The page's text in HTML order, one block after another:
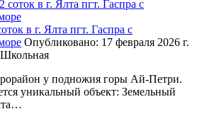
в г. Ялта пгт. Гаспра с
Опубликовано: 17 февраля 2026 г.
Школьная
у подножия горы Ай-Петри.
уникальный объект: Земельный